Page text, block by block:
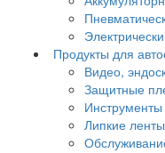
Продукты для
Видео,
Защитные
Липкие ленты